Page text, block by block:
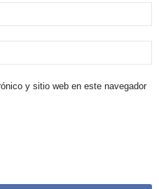
y sitio web en este navegador